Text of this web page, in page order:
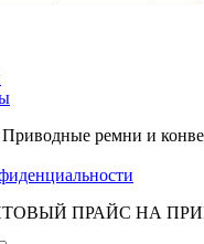
ремни и
ПРАЙС НА